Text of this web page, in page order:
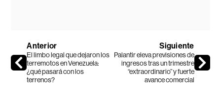
Anterior
El limbo legal que dejaron los
terremotos en Venezuela:
¿qué pasará con los
terrenos?
Siguiente
Palantir eleva previsiones de
ingresos tras un trimestre
“extraordinario” y fuerte
avance comercial